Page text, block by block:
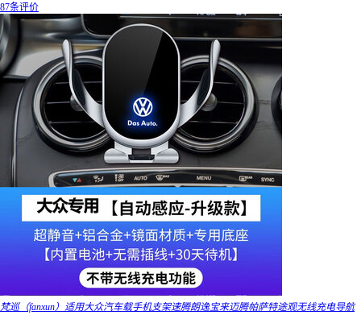
87条评价
梵巡（fanxun）适用大众汽车载手机支架速腾朗逸宝来迈腾帕萨特途观无线充电导航